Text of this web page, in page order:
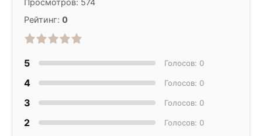
Просмотров: 574
Рейтинг: 0
5 Голосов: 0
4 Голосов: 0
3 Голосов: 0
2 Голосов: 0